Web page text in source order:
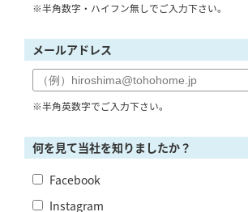
※半角数字・ハイフン無しでご入力下さい。
メールアドレス
※半角英数字でご入力下さい。
何を見て当社を知りましたか？
Facebook
Instagram